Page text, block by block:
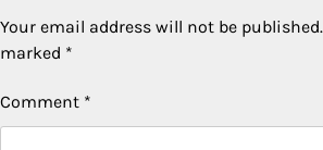
Your email address will not be published.
marked *
Comment *